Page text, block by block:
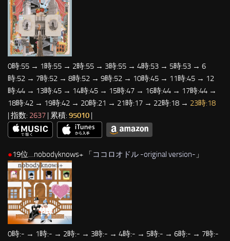
0時:55 → 1時:55 → 2時:55 → 3時:55 → 4時:53 → 5時:53 → 6
時:52 → 7時:52 → 8時:52 → 9時:52 → 10時:45 → 11時:45 → 12
時:44 → 13時:45 → 14時:45 → 15時:47 → 16時:44 → 17時:44 →
18時:42 → 19時:42 → 20時:21 → 21時:17 → 22時:18 → 23時:18
| 指数: 2637 | 累積: 95010 |
●19位…nobodyknows+ 「ココロオドル -original version- 」
0時:- → 1時:- → 2時:- → 3時:- → 4時:- → 5時:- → 6時:- → 7時:-